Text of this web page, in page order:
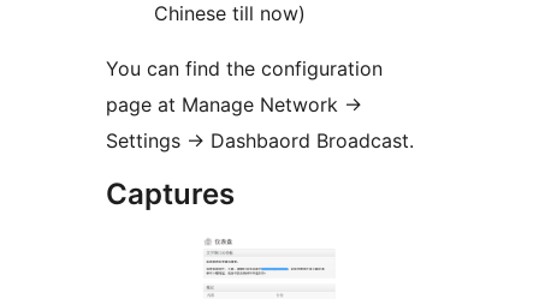
Chinese till now)
You can find the configuration
page at Manage Network ->
Settings -> Dashbaord Broadcast.
Captures